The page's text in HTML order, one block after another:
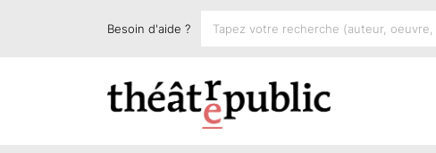
Besoin d'aide ?